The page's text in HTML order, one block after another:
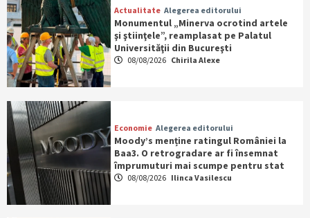
Actualitate Alegerea editorului
Monumentul „Minerva ocrotind artele
şi ştiinţele”, reamplasat pe Palatul
Universităţii din Bucureşti
08/08/2026 Chirila Alexe
Economie Alegerea editorului
Moody’s menține ratingul României la
Baa3. O retrogradare ar fi însemnat
împrumuturi mai scumpe pentru stat
08/08/2026 Ilinca Vasilescu